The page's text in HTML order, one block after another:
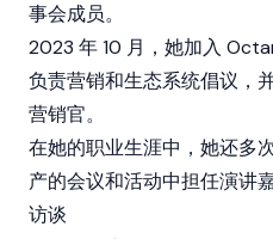
事会成员。
2023 年 10 月，她加入
负责营销和生态系统倡议，
营销官。
在她的职业生涯中，她还多
产的会议和活动中担任演讲嘉
访谈